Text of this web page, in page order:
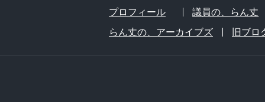
プロフィール
議員の、らん丈
らん丈の、アーカイブズ
旧ブロ